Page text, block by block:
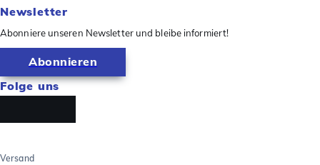
Newsletter
Abonniere unseren Newsletter und bleibe informiert!
Abonnieren
Folge uns
Versand